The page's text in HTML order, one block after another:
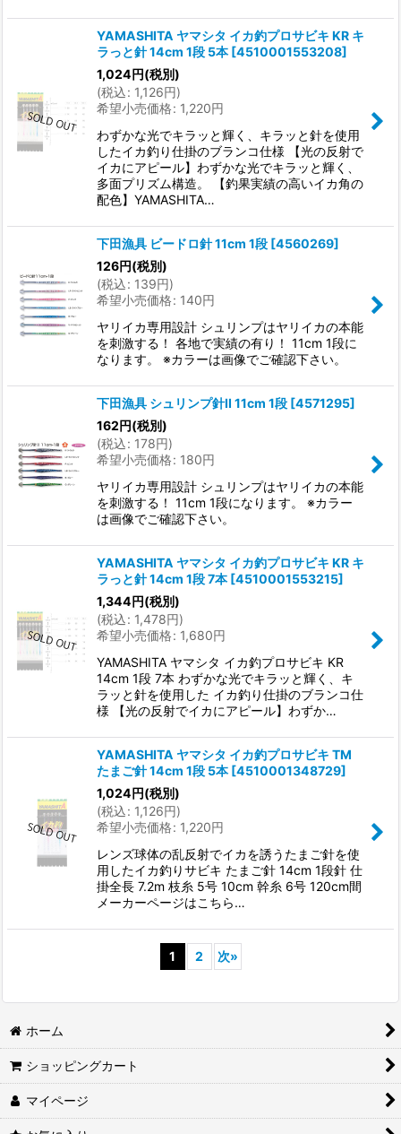
YAMASHITA ヤマシタ イカ釣プロサビキ KR キ
ラっと針 14cm 1段 5本 [4510001553208]
1,024円(税別)
(税込: 1,126円)
希望小売価格: 1,220円
わずかな光でキラッと輝く、キラッと針を使用
したイカ釣り仕掛のブランコ仕様 【光の反射で
イカにアピール】わずかな光でキラッと輝く、
多面プリズム構造。 【釣果実績の高いイカ角の
配色】YAMASHITA…
下田漁具 ビードロ針 11cm 1段 [4560269]
126円(税別)
(税込: 139円)
希望小売価格: 140円
ヤリイカ専用設計 シュリンプはヤリイカの本能
を刺激する！ 各地で実績の有り！ 11cm 1段に
なります。 ※カラーは画像でご確認下さい。
下田漁具 シュリンプ針II 11cm 1段 [4571295]
162円(税別)
(税込: 178円)
希望小売価格: 180円
ヤリイカ専用設計 シュリンプはヤリイカの本能
を刺激する！ 11cm 1段になります。 ※カラー
は画像でご確認下さい。
YAMASHITA ヤマシタ イカ釣プロサビキ KR キ
ラっと針 14cm 1段 7本 [4510001553215]
1,344円(税別)
(税込: 1,478円)
希望小売価格: 1,680円
YAMASHITA ヤマシタ イカ釣プロサビキ KR
14cm 1段 7本 わずかな光でキラッと輝く、キ
ラッと針を使用した イカ釣り仕掛のブランコ仕
様 【光の反射でイカにアピール】わずか…
YAMASHITA ヤマシタ イカ釣プロサビキ TM
たまご針 14cm 1段 5本 [4510001348729]
1,024円(税別)
(税込: 1,126円)
希望小売価格: 1,220円
レンズ球体の乱反射でイカを誘うたまご針を使
用したイカ釣りサビキ たまご針 14cm 1段針 仕
掛全長 7.2m 枝糸 5号 10cm 幹糸 6号 120cm間
メーカーページはこちら…
1 2 次»
ホーム
ショッピングカート
マイページ